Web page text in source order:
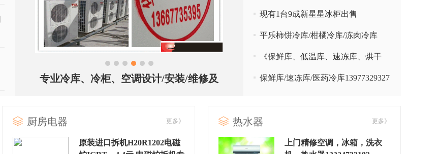
3 4 5 6
专业冷库、冷柜、空调设计/安装/维修及
现有1台9成新星星冰柜出售
平乐柿饼冷库/柑橘冷库/冻肉冷库
《保鲜库、低温库、速冻库、烘干
保鲜库/速冻库/医药冷库13977329327
更多》
厨房电器
原装进口拆机H20R1202电磁
更多》
热水器
上门精修空调，冰箱，洗衣